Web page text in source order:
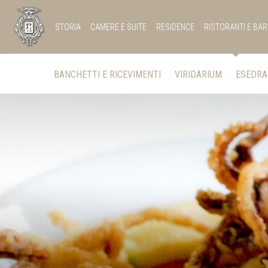
STORIA CAMERE E SUITE RESIDENCE RISTORANTI E BAR
BANCHETTI E RICEVIMENTI VIRIDARIUM ESEDRA